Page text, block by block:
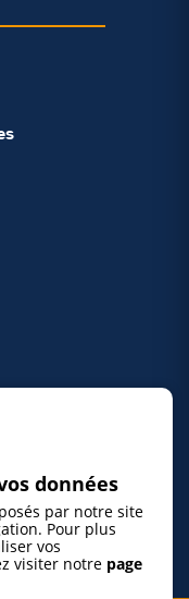
données
par notre site
Pour plus
vos
visiter notre page